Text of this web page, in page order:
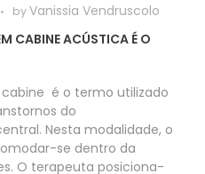
byVanissia Vendruscolo
CABINE ACÚSTICA É O
é o termo utilizado
do
Nesta modalidade, o
se dentro da
O terapeuta posiciona-